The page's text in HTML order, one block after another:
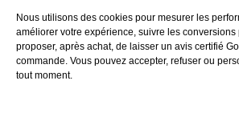
Nous utilisons des cookies pour mesurer les
améliorer votre expérience, suivre les
proposer, après achat, de laisser un avis certifié
commande. Vous pouvez accepter, refuser ou
tout moment.
Nous contacter :
Besoin d’un conseil ?Appelez